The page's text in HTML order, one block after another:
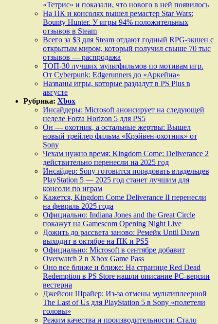
«Тетрис» и показали, что нового в ней появилось
На ПК и консолях вышел ремастер Star Wars:
Bounty Hunter. У игры 94% положительных
отзывов в Steam
Всего за $3 для Steam отдают годный RPG-экшен с
открытым миром, который получил свыше 70 тыс
отзывов — распродажа
ТОП-30 лучших мультфильмов по мотивам игр.
От Cyberpunk: Edgerunners до «Аркейна»
Названы игры, которые раздадут в PS Plus в
августе
Рубрика: Xbox
Инсайдеры: Microsoft анонсирует на следующей
неделе Forza Horizon 5 для PS5
Он — охотник, а остальные жертвы: Вышел
новый трейлер фильма «Крэйвен-охотник» от
Sony
Чехам нужно время: Kingdom Come: Deliverance 2
действительно перенесли на 2025 год
Инсайдер: Sony готовится порадовать владельцев
PlayStation 5 — 2025 год станет лучшим для
консоли по играм
Кажется, Kingdom Come Deliverance II перенесли
на февраль 2025 года
Официально: Indiana Jones and the Great Circle
покажут на Gamescom Opening Night Live
Дожить до рассвета заново: Ремейк Until Dawn
выходит в октябре на ПК и PS5
Официально: Microsoft в сентябре добавит
Overwatch 2 в Xbox Game Pass
Оно все ближе и ближе: На странице Red Dead
Redemption в PS Store нашли описание PC-версии
вестерна
Джейсон Шрайер: Из-за отмены мультиплеерной
The Last of Us для PlayStation 5 в Sony «полетели
головы»
Режим качества и производительности: Стало